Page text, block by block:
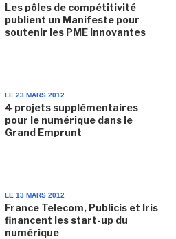
Les pôles de compétitivité
publient un Manifeste pour
soutenir les PME innovantes
LE 23 MARS 2012
4 projets supplémentaires
pour le numérique dans le
Grand Emprunt
LE 13 MARS 2012
France Telecom, Publicis et Iris
financent les start-up du
numérique